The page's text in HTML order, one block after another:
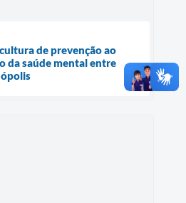
de prevenção ao
da saúde mental entre